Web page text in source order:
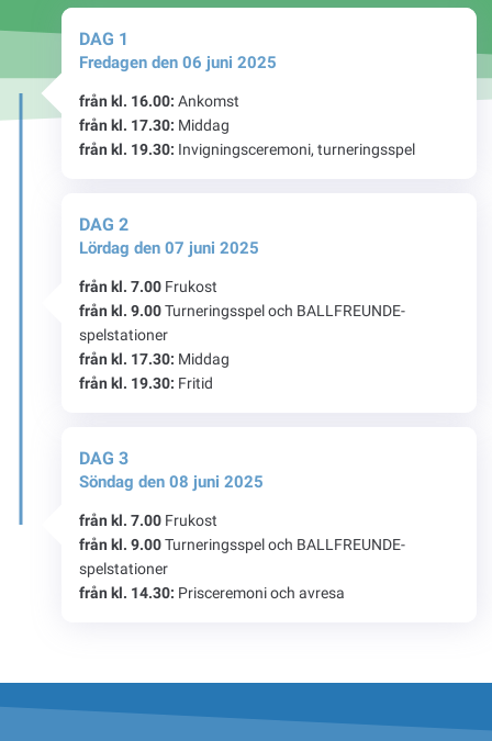
DAG 1
Fredagen den 06 juni 2025
från kl. 16.00: Ankomst
från kl. 17.30: Middag
från kl. 19.30: Invigningsceremoni, turneringsspel
DAG 2
Lördag den 07 juni 2025
från kl. 7.00 Frukost
från kl. 9.00Turneringsspel och BALLFREUNDE-
spelstationer
från kl. 17.30: Middag
från kl. 19.30: Fritid
DAG 3
Söndag den 08 juni 2025
från kl. 7.00 Frukost
från kl. 9.00Turneringsspel och BALLFREUNDE-
spelstationer
från kl. 14.30: Prisceremoni och avresa